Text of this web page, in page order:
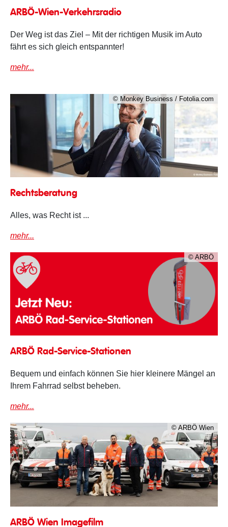
Verkehrsradio
ARBÖ-Wien-Verkehrsradio
Der Weg ist das Ziel – Mit der richtigen Musik im Auto
fährt es sich gleich entspannter!
mehr...
© Monkey Business / Fotolia.com
Rechtsberatung
Alles, was Recht ist ...
mehr...
Rad-Service-Stationen
© ARBÖ
ARBÖ Rad-Service-Stationen
Bequem und einfach können Sie hier kleinere Mängel an
Ihrem Fahrrad selbst beheben.
mehr...
Imagefilm
© ARBÖ Wien
ARBÖ Wien Imagefilm